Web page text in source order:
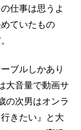
仕事は思うよ
ていたもの
ブルしかあり
大音量で動画サ
の次男はオンラ
きたい』と大